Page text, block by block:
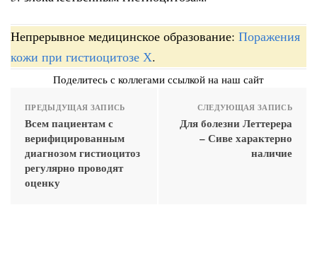
Непрерывное медицинское образование: Поражения
кожи при гистиоцитозе Х.
Поделитесь с коллегами ссылкой на наш сайт
ПРЕДЫДУЩАЯ ЗАПИСЬ
Всем пациентам с
верифицированным
диагнозом гистиоцитоз
регулярно проводят
оценку
СЛЕДУЮЩАЯ ЗАПИСЬ
Для болезни Леттерера
– Сиве характерно
наличие